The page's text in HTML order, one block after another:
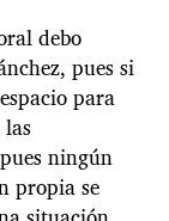
debo
pues si
para
ningún
propia se